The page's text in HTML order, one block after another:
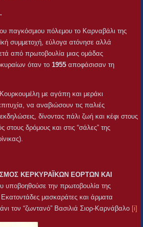
παγκόσμιου πόλεμου το Καρναβάλι της
συμμετοχή, εύλογα ατόνησε αλλά
από πρωτοβουλία μιας ομάδας
όταν το1955αποφάσισαν τη
με αγάπη και μεράκι
να αναβιώσουν τις παλιές
δίνοντας πάλι ζωή και κέφι στους
στους δρόμους και στις “σάλες” της
ΚΕΡΚΥΡΑΪΚΩΝ ΕΟΡΤΩΝ ΚΑΙ
υποβοηθούσε την πρωτοβουλία της
μασκαράτες και άρματα
τον “ζωντανό” Βασιλιά Σιορ-Καρνάβαλο [i]